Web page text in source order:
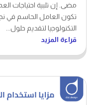
مضى. إن تلبية احتياجات
تكون العامل الحاسم في
التكنولوجيا لتقديم حلول...
قراءة المزيد